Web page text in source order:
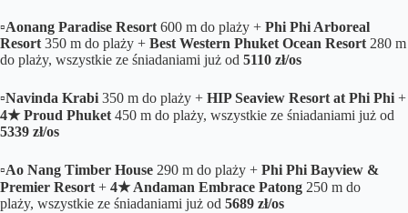
▫️Aonang Paradise Resort 600 m do plaży + Phi Phi Arboreal
Resort 350 m do plaży + Best Western Phuket Ocean Resort 280 m
do plaży, wszystkie ze śniadaniami już od 5110 zł/os
▫️Navinda Krabi 350 m do plaży + HIP Seaview Resort at Phi Phi +
4★ Proud Phuket 450 m do plaży, wszystkie ze śniadaniami już od
5339 zł/os
▫️Ao Nang Timber House 290 m do plaży + Phi Phi Bayview &
Premier Resort + 4★ Andaman Embrace Patong 250 m do
plaży, wszystkie ze śniadaniami już od 5689 zł/os